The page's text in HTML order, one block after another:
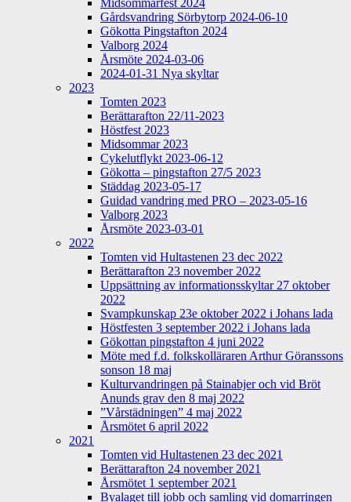
Midsommarfest 2024
Gårdsvandring Sörbytorp 2024-06-10
Gökotta Pingstafton 2024
Valborg 2024
Årsmöte 2024-03-06
2024-01-31 Nya skyltar
2023
Tomten 2023
Berättarafton 22/11-2023
Höstfest 2023
Midsommar 2023
Cykelutflykt 2023-06-12
Gökotta – pingstafton 27/5 2023
Städdag 2023-05-17
Guidad vandring med PRO – 2023-05-16
Valborg 2023
Årsmöte 2023-03-01
2022
Tomten vid Hultastenen 23 dec 2022
Berättarafton 23 november 2022
Uppsättning av informationsskyltar 27 oktober
2022
Svampkunskap 23e oktober 2022 i Johans lada
Höstfesten 3 september 2022 i Johans lada
Gökottan pingstafton 4 juni 2022
Möte med f.d. folkskolläraren Arthur Göranssons
sonson 18 maj
Kulturvandringen på Stainabjer och vid Bröt
Anunds grav den 8 maj 2022
”Vårstädningen” 4 maj 2022
Årsmötet 6 april 2022
2021
Tomten vid Hultastenen 23 dec 2021
Berättarafton 24 november 2021
Årsmötet 1 september 2021
Byalaget till jobb och samling vid domarringen